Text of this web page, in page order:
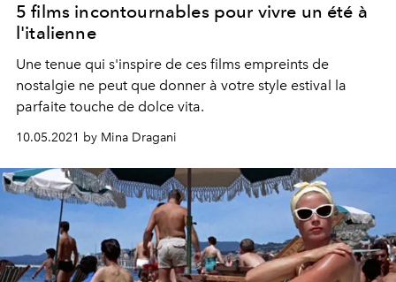
5 films incontournables pour vivre un été à
l'italienne
Une tenue qui s'inspire de ces films empreints de
nostalgie ne peut que donner à votre style estival la
parfaite touche de dolce vita.
10.05.2021 by Mina Dragani